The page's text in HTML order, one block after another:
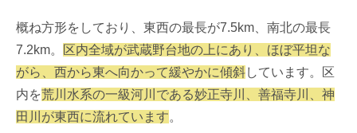
概ね方形をしており、東西の最長が7.5km、南北の最長
7.2km。
区内全域が武蔵野台地の上にあり、ほぼ平坦な
がら、西から東へ向かって緩やかに傾斜しています。区
内を荒川水系の一級河川である妙正寺川、善福寺川、神
田川が東西に流れています。